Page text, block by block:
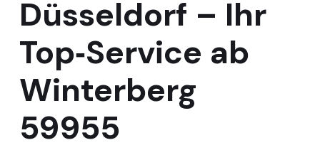
Düsseldorf – Ihr
Top‑Service ab
Winterberg
59955